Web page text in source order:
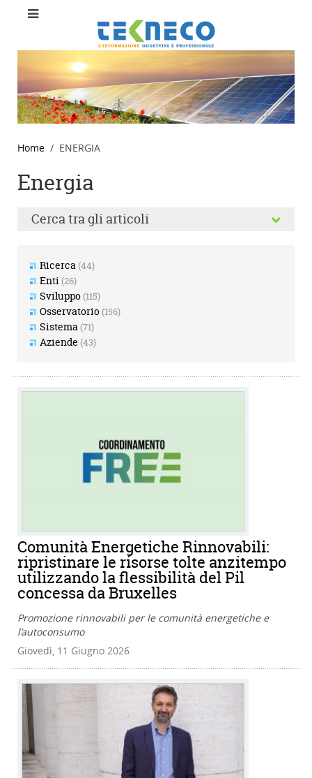
Home ENERGIA
Energia
Cerca tra gli articoli
Cerca Pulisci
Ricerca(44)
Enti(26)
Sviluppo(115)
Osservatorio(156)
Sistema(71)
Aziende (43)
Comunità Energetiche Rinnovabili:
ripristinare le risorse tolte anzitempo
utilizzando la flessibilità del Pil
concessa da Bruxelles
Promozione rinnovabili per le comunità energetiche e
l’autoconsumo
Giovedì, 11 Giugno 2026